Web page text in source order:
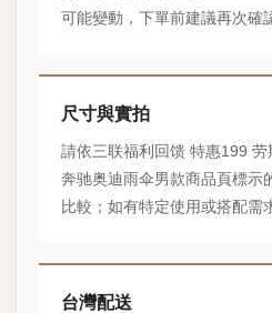
可能變動，下單前建議再次確
尺寸與實拍
請依三联福利回馈 特惠199
奔驰奥迪雨伞男款商品頁標示
比較；如有特定使用或搭配需
台灣配送